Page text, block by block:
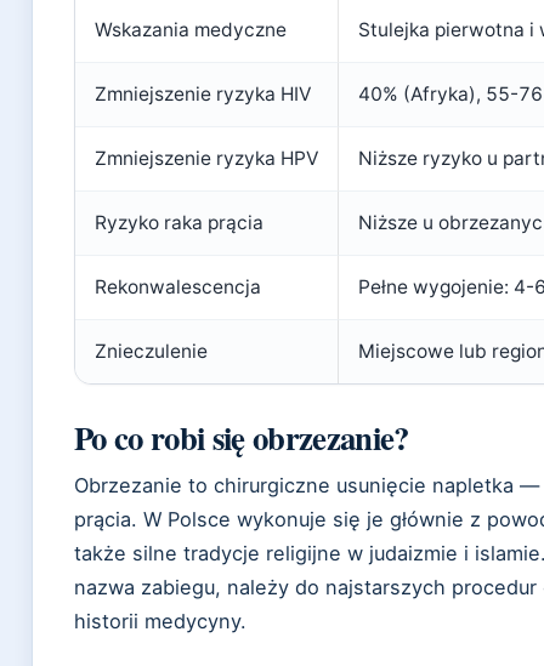
Wskazania medyczne Stulejka pierwotna i
Zmniejszenie ryzyka HIV 40% (Afryka), 55-
Zmniejszenie ryzyka HPV Niższe ryzyko u
Ryzyko raka prącia Niższe u
Rekonwalescencja Pełne wygojenie:
Znieczulenie Miejscowe lub
Po co robi się obrzezanie?
Obrzezanie to chirurgiczne usunięcie napletka —
prącia. W Polsce wykonuje się je głównie z
także silne tradycje religijne w judaizmie i
nazwa zabiegu, należy do najstarszych
historii medycyny.